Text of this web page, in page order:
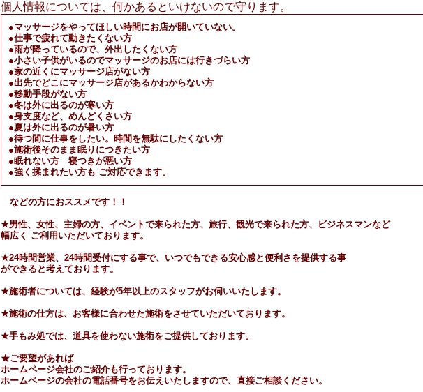
個人情報については、何かあるといけないので守ります。
●マッサージをやってほしい時間にお店が開いていない。
●仕事で疲れて動きたくない方
●雨が降っているので、外出したくない方
●小さい子供がいるのでマッサージのお店には行きづらい方
●家の近くにマッサージ店がない方
●出先でどこにマッサージ店があるかわからない方
●移動手段がない方
●冬は外に出るのが寒い方
●身支度など、めんどくさい方
●夏は外に出るのが暑い方
●待つ間に仕事をしたい。時間を無駄にしたくない方
●施術後そのまま眠りにつきたい方
●眠れない方 寝つきが悪い方
●強く揉まれたい方も ご対応できます。
などの方におススメです！！
★男性、女性、主婦の方、イベントで来られた方、旅行、観光で来られた方、ビジネスマンなど
幅広く ご利用いただいております。
★24時間営業、24時間受付にする事で、いつでもできる安心感と便利さを提供する事
ができると考えております。
★施術者については、経験が5年以上のスタッフがお伺いいたします。
★施術の仕方は、お客様に合わせた施術をさせていただいております。
★手もみ処では、道具を使わない施術をご提供しております。
★ご要望があれば
ホームページ会社のご紹介も行っております。
ホームページの会社の電話番号をお伝えいたしますので、直接ご相談ください。